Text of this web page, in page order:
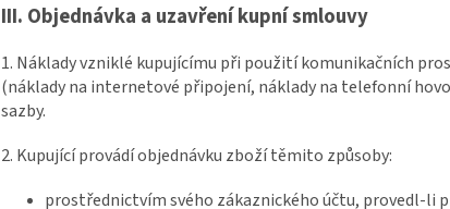
III. Objednávka a uzavření kupní smlouvy
1. Náklady vzniklé kupujícímu při použití komunikačních
(náklady na internetové připojení, náklady na telefonní
sazby.
2. Kupující provádí objednávku zboží těmito způsoby:
prostřednictvím svého zákaznického účtu, provedl-li